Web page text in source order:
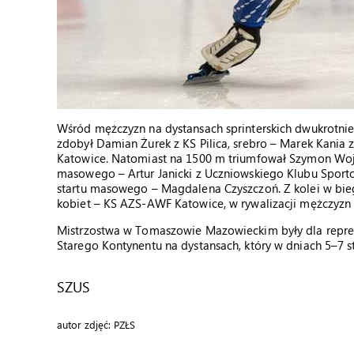
Wśród mężczyzn na dystansach sprinterskich
zdobył Damian Żurek z KS Pilica, srebro – Marek
Katowice. Natomiast na 1500 m triumfował Szymon
masowego – Artur Janicki z Uczniowskiego Klubu
startu masowego – Magdalena Czyszczoń. Z kolei w
kobiet – KS AZS-AWF Katowice, w rywalizacji
Mistrzostwa w Tomaszowie Mazowieckim były dla
Starego Kontynentu na dystansach, który w dniach
SZUS
autor zdjęć: PZŁS